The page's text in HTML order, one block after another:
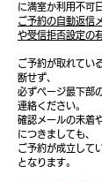
に満室か利用不可
ご予約の自動返信
や受信拒否設定の
ご予約が取れてい
断せず
必ずページ最下部
連絡ください。
確認メールの未着
につきましても、
ご予約が成立して
となります。